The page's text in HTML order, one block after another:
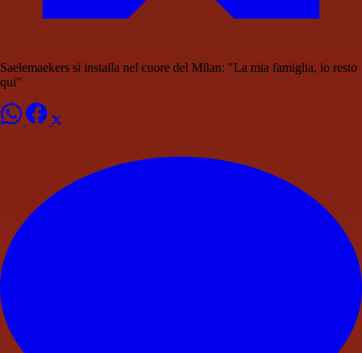
Saelemaekers si installa nel cuore del Milan: "La mia famiglia, io resto
qui"